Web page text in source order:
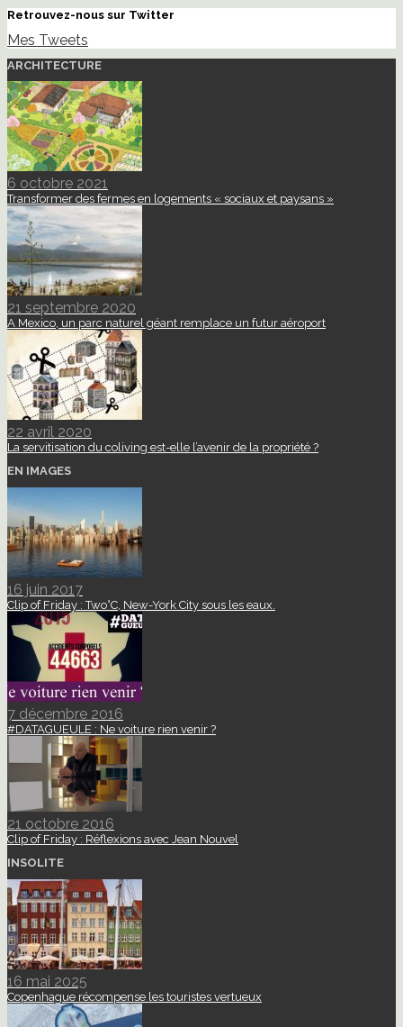
Retrouvez-nous sur Twitter
Mes Tweets
ARCHITECTURE
6 octobre 2021
Transformer des fermes en logements « sociaux et paysans »
21 septembre 2020
A Mexico, un parc naturel géant remplace un futur aéroport
22 avril 2020
La servitisation du coliving est-elle l’avenir de la propriété ?
EN IMAGES
16 juin 2017
Clip of Friday : Two°C, New-York City sous les eaux.
7 décembre 2016
#DATAGUEULE : Ne voiture rien venir ?
21 octobre 2016
Clip of Friday : Réflexions avec Jean Nouvel
INSOLITE
16 mai 2025
Copenhague récompense les touristes vertueux